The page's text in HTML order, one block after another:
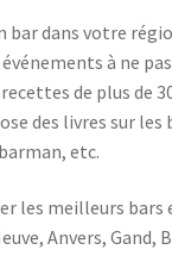
bar dans votre
à ne
de plus de
des livres sur
etc.
les meilleurs bars
Anvers, Gand,